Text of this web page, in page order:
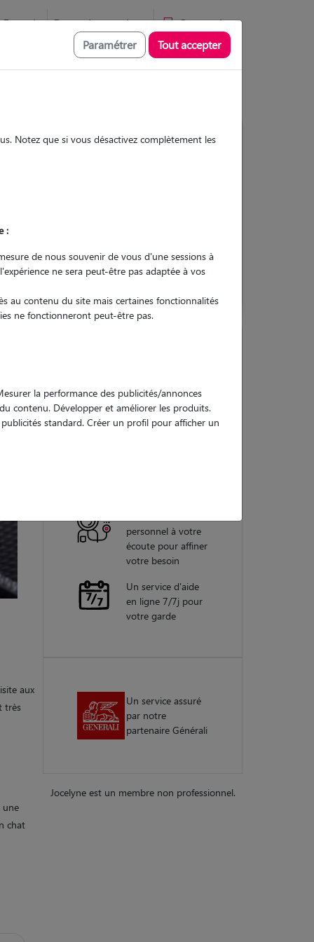
Favoris Devenir pet sitter Connexion
aux
très
une
chat
engagement
garanties
personnel à votre
écoute pour affiner
votre besoin
Un service d'aide
en ligne 7/7j pour
votre garde
Un service assuré
par notre
partenaire Générali
Jocelyne est un membre non professionnel.
Paramétrer Tout accepter
Notez que si vous désactivez complètement les
:
de nous souvenir de vous d'une sessions à
ne sera peut-être pas adaptée à vos
au contenu du site mais certaines fonctionnalités
ne fonctionneront peut-être pas.
la performance des publicités/annonces
contenu. Développer et améliorer les produits.
standard. Créer un profil pour afficher un